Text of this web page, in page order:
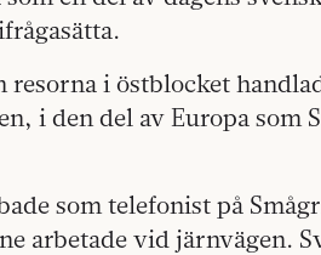
resorna i östblocket
i den del av Europa som
som telefonist på
arbetade vid järnvägen.